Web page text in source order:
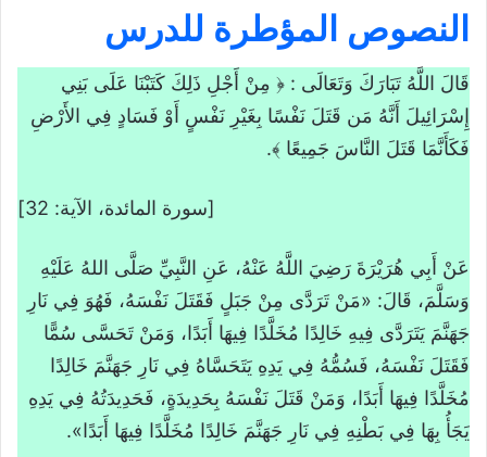
المضامين الأساسية للنصوص
مفهوم رعاية النفس وحفظها في الإسلام
مفهوم حفظ النفس
مسؤولية الإنسان تجاه نفسه
الرعاية المعنوية
القيم المستفادة من الدرس
خاتمة
تحميل درس حق النفس الحفظ والرعاية
النصوص المؤطرة للدرس
قَالَ اللَّهُ تَبَارَكَ وَتَعَالَى : ﴿ مِنْ أَجْلِ ذَلِكَ كَتَبْنَا عَلَى بَنِي
إِسْرَائِيلَ أَنَّهُ مَن قَتَلَ نَفْسًا بِغَيْرِ نَفْسٍ أَوْ فَسَادٍ فِي الأَرْضِ
فَكَأَنَّمَا قَتَلَ النَّاسَ جَمِيعًا ﴾.
[سورة المائدة، الآية: 32]
عَنْ أَبِي هُرَيْرَةَ رَضِيَ اللَّهُ عَنْهُ، عَنِ النَّبِيِّ صَلَّى اللهُ عَلَيْهِ
وَسَلَّمَ، قَالَ: «مَنْ تَرَدَّى مِنْ جَبَلٍ فَقَتَلَ نَفْسَهُ، فَهُوَ فِي نَارِ
جَهَنَّمَ يَتَرَدَّى فِيهِ خَالِدًا مُخَلَّدًا فِيهَا أَبَدًا، وَمَنْ تَحَسَّى سُمًّا
فَقَتَلَ نَفْسَهُ، فَسُمُّهُ فِي يَدِهِ يَتَحَسَّاهُ فِي نَارِ جَهَنَّمَ خَالِدًا
مُخَلَّدًا فِيهَا أَبَدًا، وَمَنْ قَتَلَ نَفْسَهُ بِحَدِيدَةٍ، فَحَدِيدَتُهُ فِي يَدِهِ
يَجَأُ بِهَا فِي بَطْنِهِ فِي نَارِ جَهَنَّمَ خَالِدًا مُخَلَّدًا فِيهَا أَبَدًا».